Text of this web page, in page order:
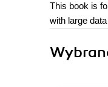
This book is
with large